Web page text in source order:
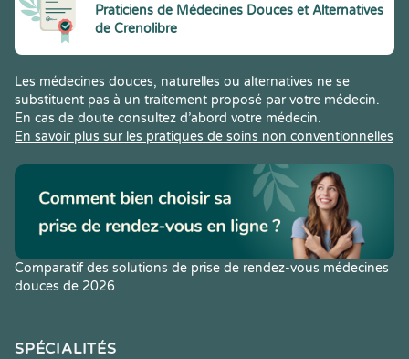
Praticiens de Médecines Douces et Alternatives
de Crenolibre
Les médecines douces, naturelles ou alternatives ne se
substituent pas à un traitement proposé par votre médecin.
En cas de doute consultez d’abord votre médecin.
En savoir plus sur les pratiques de soins non conventionnelles
Comparatif des solutions de prise de rendez-vous médecines
douces de 2026
SPÉCIALITÉS